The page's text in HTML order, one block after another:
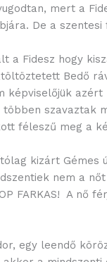
mert a
De a
a Fidesz hogy
Bedő
képviselőjük
többen szavaztak
féleszű meg a
kizárt
nem a
FARKAS! A nő
egy leendő